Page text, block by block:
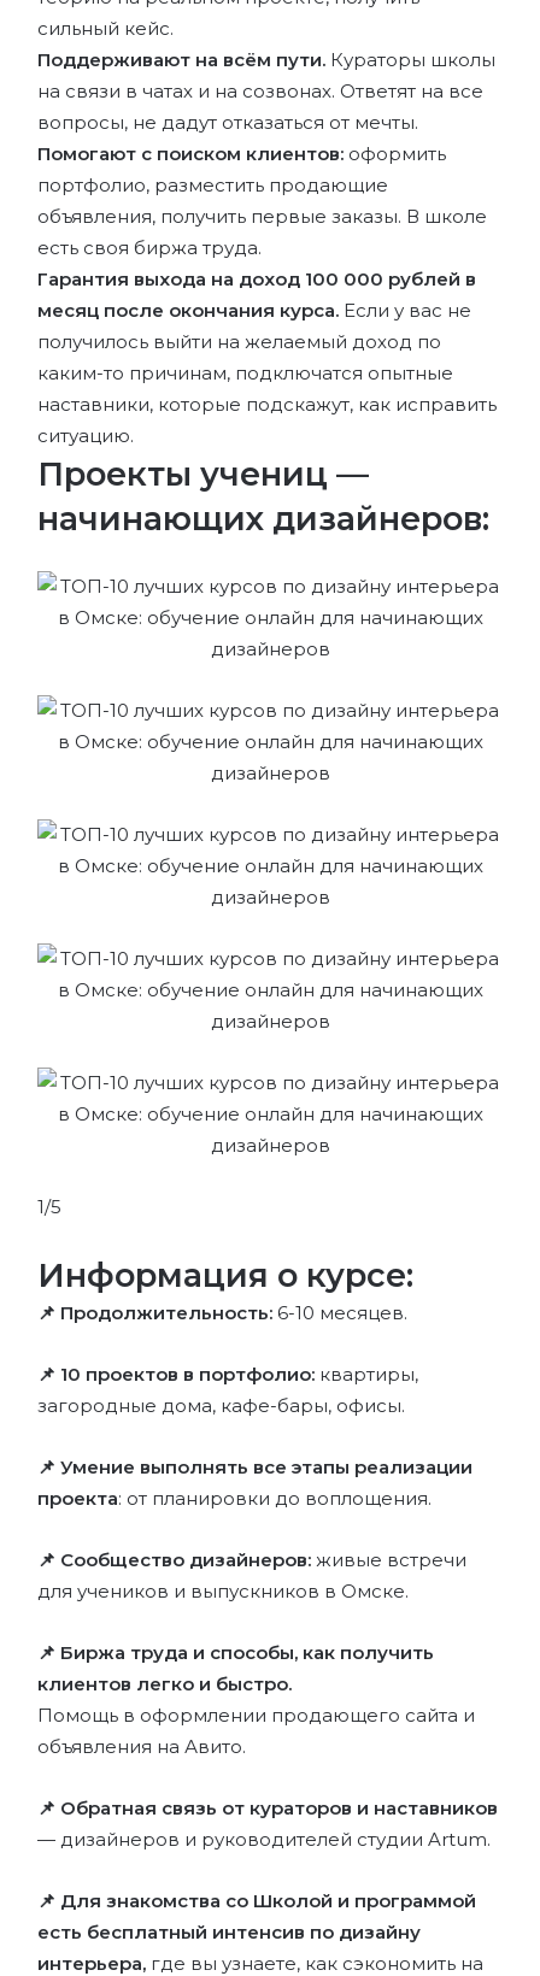
сильный кейс.
Поддерживают на всём пути. Кураторы школы
на связи в чатах и на созвонах. Ответят на все
вопросы, не дадут отказаться от мечты.
Помогают с поиском клиентов: оформить
портфолио, разместить продающие
объявления, получить первые заказы. В школе
есть своя биржа труда.
Гарантия выхода на доход 100 000 рублей в
месяц после окончания курса. Если у вас не
получилось выйти на желаемый доход по
каким-то причинам, подключатся опытные
наставники, которые подскажут, как исправить
ситуацию.
Проекты учениц —
начинающих дизайнеров:
1/5
Информация о курсе:
📌 Продолжительность: 6-10 месяцев.
📌 10 проектов в портфолио: квартиры,
загородные дома, кафе-бары, офисы.
📌 Умение выполнять все этапы реализации
проекта: от планировки до воплощения.
📌 Сообщество дизайнеров: живые встречи
для учеников и выпускников в Омске.
📌 Биржа труда и способы, как получить
клиентов легко и быстро.
Помощь в оформлении продающего сайта и
объявления на Авито.
📌 Обратная связь от кураторов и наставников
— дизайнеров и руководителей студии Artum.
📌 Для знакомства со Школой и программой
есть бесплатный интенсив по дизайну
интерьера, где вы узнаете, как сэкономить на